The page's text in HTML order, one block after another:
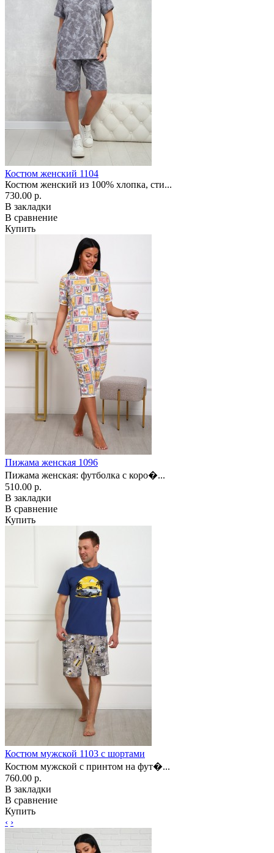
Костюм женский 1104
Костюм женский из 100% хлопка, сти...
730.00 р.
В закладки
В сравнение
Купить
Пижама женская 1096
Пижама женская: футболка с коро�...
510.00 р.
В закладки
В сравнение
Купить
Костюм мужской 1103 с шортами
Костюм мужской с принтом на фут�...
760.00 р.
В закладки
В сравнение
Купить
‹ ›